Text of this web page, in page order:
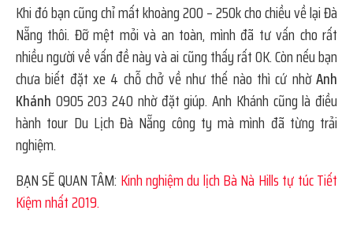
Khi đó bạn cũng chỉ mất khoàng 200 – 250k cho chiều về lại Đà
Nẵng thôi. Đỡ mệt mỏi và an toàn, mình đã tư vấn cho rất
nhiều người về vấn đề này và ai cũng thấy rất OK. Còn nếu bạn
chưa biết đặt xe 4 chỗ chở về như thế nào thì cứ nhờAnh
Khánh 0905 203 240 nhờ đặt giúp. Anh Khánh cũng là điều
hành tour Du Lịch Đà Nẵng công ty mà mình đã từng trải
nghiệm.
BẠN SẼ QUAN TÂM: Kinh nghiệm du lịch Bà Nà Hills tự túc Tiết
Kiệm nhất 2019.